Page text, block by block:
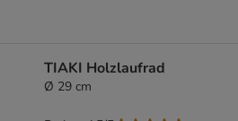
TIAKI Holzlaufrad
Ø 29 cm